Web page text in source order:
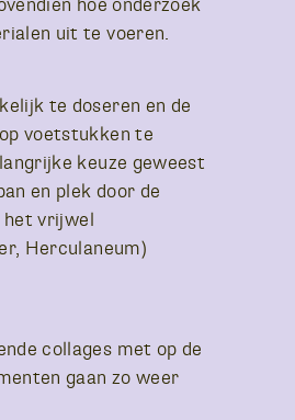
hoe onderzoek
uit te voeren.
te doseren en de
voetstukken te
keuze geweest
en plek door de
het vrijwel
Herculaneum)
collages met op de
gaan zo weer